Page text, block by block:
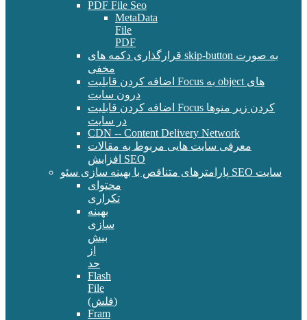
PDF File Seo
MetaData
File
PDF
قرارگذاری دکمه های skip-button به صورت
مخفی
اضافه کردن قابلیت Focus به object های
درون سایت
اضافه کردن قابلیت Focus کردن زیر منوها
در سایت
CDN -- Content Delivery Network
معرفی سایت هایی مربوط به مقالات
افزایش SEO
پارامترهای متناقص با بهینه سازی سئو SEO سایت
محتوای
تکراری
بهینه
سازی
بیش
از
حد
Flash
File
(فلش)
Fram